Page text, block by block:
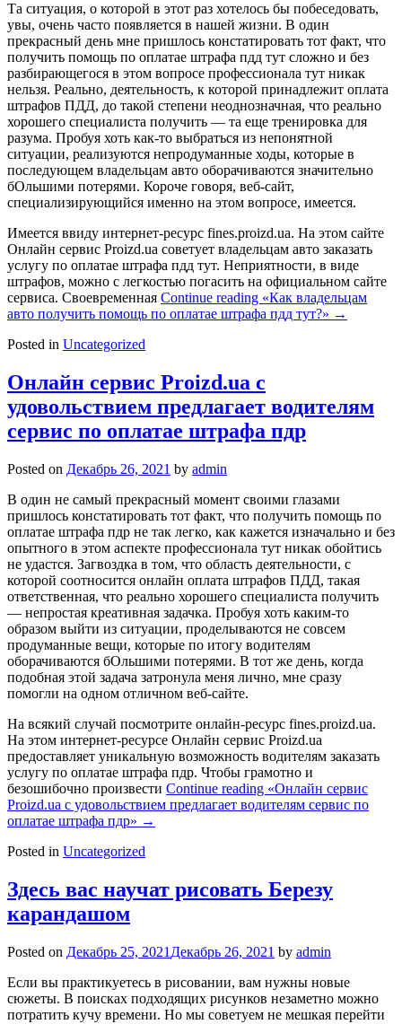
Та ситуация, о которой в этот раз хотелось бы побеседовать,
увы, очень часто появляется в нашей жизни. В один
прекрасный день мне пришлось констатировать тот факт, что
получить помощь по оплатае штрафа пдд тут сложно и без
разбирающегося в этом вопросе профессионала тут никак
нельзя. Реально, деятельность, к которой принадлежит оплата
штрафов ПДД, до такой степени неоднозначная, что реально
хорошего специалиста получить — та еще тренировка для
разума. Пробуя хоть как-то выбраться из непонятной
ситуации, реализуются непродуманные ходы, которые в
последующем владельцам авто оборачиваются значительно
бОльшими потерями. Короче говоря, веб-сайт,
специализирующийся именно на этом вопросе, имеется.
Имеется ввиду интернет-ресурс fines.proizd.ua. На этом сайте
Онлайн сервис Proizd.ua советует владельцам авто заказать
услугу по оплатае штрафа пдд тут. Неприятности, в виде
штрафов, можно с легкостью погасить на официальном сайте
сервиса. Своевременная Continue reading «Как владельцам
авто получить помощь по оплатае штрафа пдд тут?» →
Posted in Uncategorized
Онлайн сервис Proizd.ua с
удовольствием предлагает водителям
сервис по оплатае штрафа пдр
Posted on Декабрь 26, 2021 by admin
В один не самый прекрасный момент своими глазами
пришлось констатировать тот факт, что получить помощь по
оплатае штрафа пдр не так легко, как кажется изначально и без
опытного в этом аспекте профессионала тут никак обойтись
не удастся. Загвоздка в том, что область деятельности, с
которой соотносится онлайн оплата штрафов ПДД, такая
ответственная, что реально хорошего специалиста получить
— непростая креативная задачка. Пробуя хоть каким-то
образом выйти из ситуации, проделываются не совсем
продуманные вещи, которые по итогу водителям
оборачиваются бОльшими потерями. В тот же день, когда
подобная этой задача затронула меня лично, мне сразу
помогли на одном отличном веб-сайте.
На всякий случай посмотрите онлайн-ресурс fines.proizd.ua.
На этом интернет-ресурсе Онлайн сервис Proizd.ua
предоставляет уникальную возможность водителям заказать
услугу по оплатае штрафа пдр. Чтобы грамотно и
безошибочно произвести Continue reading «Онлайн сервис
Proizd.ua с удовольствием предлагает водителям сервис по
оплатае штрафа пдр» →
Posted in Uncategorized
Здесь вас научат рисовать Березу
карандашом
Posted on Декабрь 25, 2021 Декабрь 26, 2021 by admin
Если вы практикуетесь в рисовании, вам нужны новые
сюжеты. В поисках подходящих рисунков незаметно можно
потратить кучу времени. Но мы советуем не мешкая перейти